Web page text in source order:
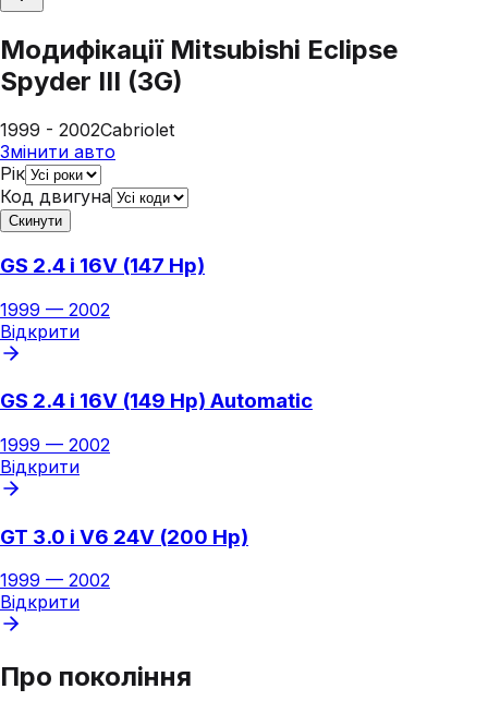
Модифікації Mitsubishi Eclipse
Spyder III (3G)
1999 - 2002Cabriolet
Змінити авто
Рік
Код двигуна
Скинути
GS 2.4 i 16V (147 Hp)
1999 — 2002
Відкрити
GS 2.4 i 16V (149 Hp) Automatic
1999 — 2002
Відкрити
GT 3.0 i V6 24V (200 Hp)
1999 — 2002
Відкрити
Про покоління